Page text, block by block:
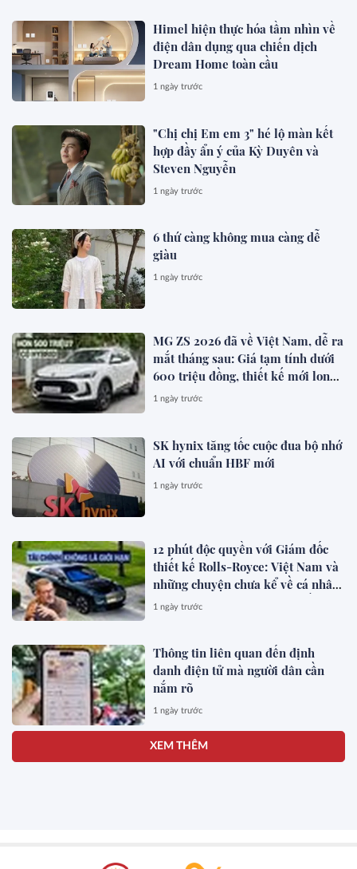
Himel hiện thực hóa tầm nhìn về
điện dân dụng qua chiến dịch
Dream Home toàn cầu
1 ngày trước
"Chị chị Em em 3" hé lộ màn kết
hợp đầy ẩn ý của Kỳ Duyên và
Steven Nguyễn
1 ngày trước
6 thứ càng không mua càng dễ
giàu
1 ngày trước
MG ZS 2026 đã về Việt Nam, dễ ra
mắt tháng sau: Giá tạm tính dưới
600 triệu đồng, thiết kế mới long
lanh hơn, có hybrid, ADAS cạnh
1 ngày trước
SK hynix tăng tốc cuộc đua bộ nhớ
AI với chuẩn HBF mới
1 ngày trước
12 phút độc quyền với Giám đốc
thiết kế Rolls-Royce: Việt Nam và
những chuyện chưa kể về cá nhân
hóa cho giới siêu giàu toàn cầu
1 ngày trước
Thông tin liên quan đến định
danh điện tử mà người dân cần
nắm rõ
1 ngày trước
Nên làm gì khi thấy có rắn trong